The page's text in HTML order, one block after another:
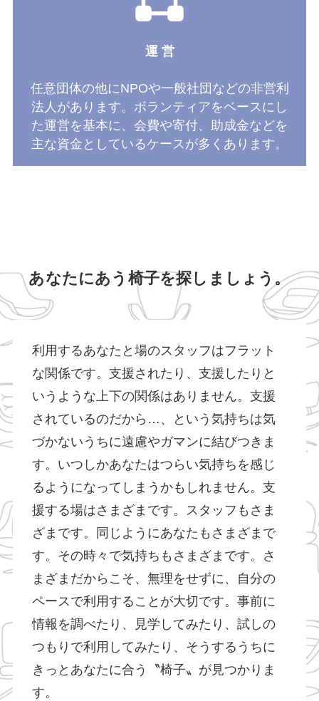
運 営
任意団体の他にNPOや一般社団などの非営利
法人があります。ボランティアをベースにし
た運営を基本に、会費や寄付、助成金などを
主な資金としているケースが多くあります。
あなたにあう椅子を探しましょう。
利用するあなたと場のスタッフはフラット
な関係です。支援されたり、支援したりと
いうような上下の関係はありません。支援
されているのだから…、という気持ちは気
づかないうちに遠慮やガマンに結びつきま
す。いつしかあなたはつらい気持ちを感じ
るようになってしまうかもしれません。支
援する場はさまざまです。スタッフもさま
ざまです。同じようにあなたもさまざまで
す。その時々で気持ちもさまざまです。さ
まざまだからこそ、無理をせずに、自分の
ペースで利用することが大切です。事前に
情報を調べたり、見学してみたり、試しの
つもりで利用してみたり、そうするうちに
きっとあなたに合う〝椅子〟が見つかりま
す。